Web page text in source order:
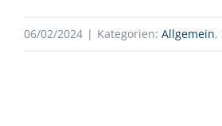
06/02/2024 | Kategorien: Allgemein,